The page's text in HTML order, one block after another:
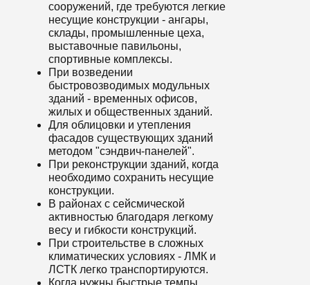
сооружений, где требуются легкие
несущие конструкции - ангары,
склады, промышленные цеха,
выставочные павильоны,
спортивные комплексы.
При возведении
быстровозводимых модульных
зданий - временных офисов,
жилых и общественных зданий.
Для облицовки и утепления
фасадов существующих зданий
методом "сэндвич-панелей".
При реконструкции зданий, когда
необходимо сохранить несущие
конструкции.
В районах с сейсмической
активностью благодаря легкому
весу и гибкости конструкций.
При строительстве в сложных
климатических условиях - ЛМК и
ЛСТК легко транспортируются.
Когда нужны быстрые темпы